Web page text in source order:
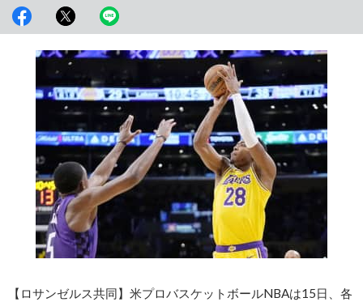
【ロサンゼルス共同】米プロバスケットボールNBAは15日、各